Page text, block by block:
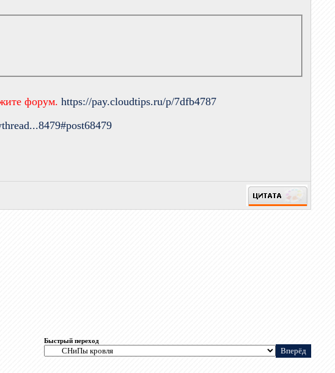
форум.https://pay.cloudtips.ru/p/7dfb4787
Быстрый переход